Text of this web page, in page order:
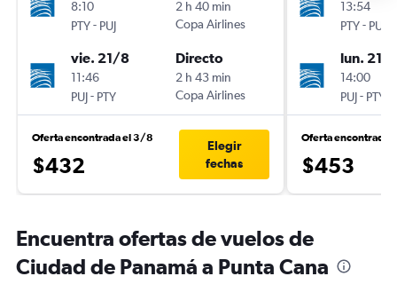
8:10
PTY- PUJ
2 h 40 min
Copa Airlines
vie. 21/8
11:46
PUJ- PTY
Directo
2 h 43 min
Copa Airlines
Oferta encontrada el 3/8
$432
Elegir
fechas
13:54
PTY- PUJ
lun. 21/
14:00
PUJ- PTY
Oferta encontrada
$453
Encuentra ofertas de vuelos de
Ciudad de Panamá a Punta Cana